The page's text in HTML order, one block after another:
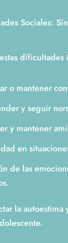
Sociales:
dificultades
o mantener
y seguir
y mantener
en
de las
la autoestima